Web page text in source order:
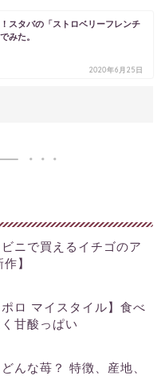
スタバの「ストロベリーフレンチ
みた。
2020年6月25日
ニで買えるイチゴのア
】
ロ マイスタイル】食べ
甘酸っぱい
んな苺？ 特徴、産地、